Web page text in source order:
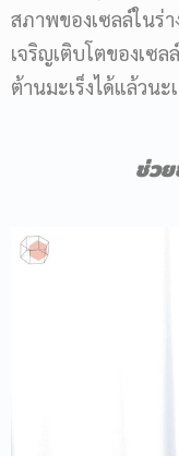
สภาพของเซลล์ในร่
เจริญเติบโตของเซล
ต้านมะเร็งได้แล้วนะ
ช่ว